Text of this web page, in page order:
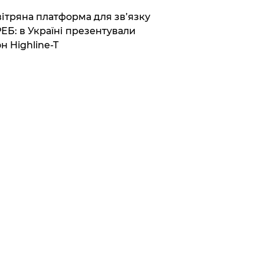
платформа для зв’язку
в Україні презентували
Highline-T